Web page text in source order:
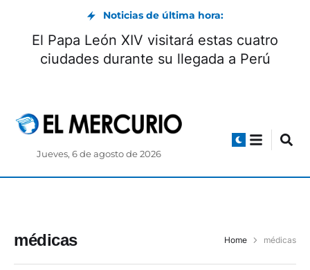
Noticias de última hora:
El Papa León XIV visitará estas cuatro
ciudades durante su llegada a Perú
Jueves, 6 de agosto de 2026
médicas Home médicas